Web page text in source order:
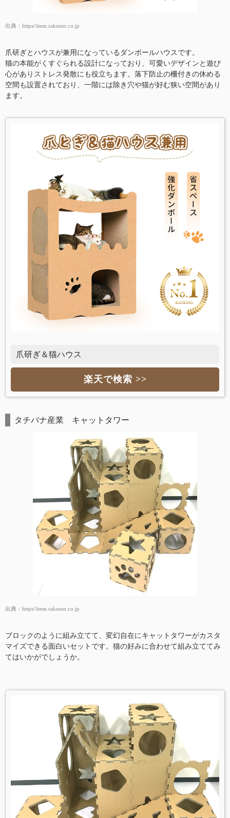
出典： https//item.rakuten.co.jp
爪研ぎとハウスが兼用になっているダンボールハウスです。
猫の本能がくすぐられる設計になっており、可愛いデザインと遊び
心がありストレス発散にも役立ちます。落下防止の柵付きの休める
空間も設置されており、一階には除き穴や猫が好む狭い空間があり
ます。
爪研ぎ＆猫ハウス
楽天で検索 >>
タチバナ産業 キャットタワー
出典： https//item.rakuten.co.jp
ブロックのように組み立てて、変幻自在にキャットタワーがカスタ
マイズできる面白いセットです。猫の好みに合わせて組み立ててみ
てはいかがでしょうか。